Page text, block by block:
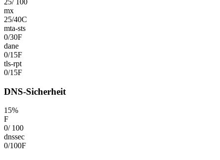
mx
25/40C
mta-sts
0/30F
dane
0/15F
tls-rpt
0/15F
DNS-Sicherheit
15%
F
0/ 100
dnssec
0/100F